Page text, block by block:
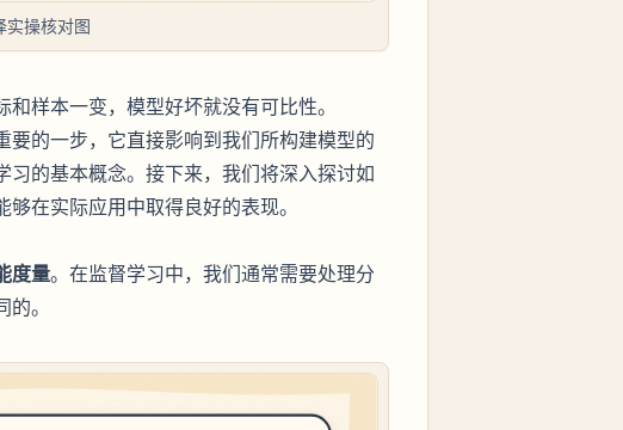
实操核对图
样本一变，模型好坏就没有可比性。
的一步，它直接影响到我们所构建模型的
的基本概念。接下来，我们将深入探讨如
在实际应用中取得良好的表现。
度量。在监督学习中，我们通常需要处理分
。